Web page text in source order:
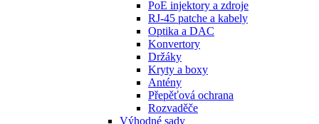
PoE injektory a zdroje
RJ-45 patche a kabely
Optika a DAC
Konvertory
Držáky
Kryty a boxy
Antény
Přepěťová ochrana
Rozvaděče
Výhodné sady